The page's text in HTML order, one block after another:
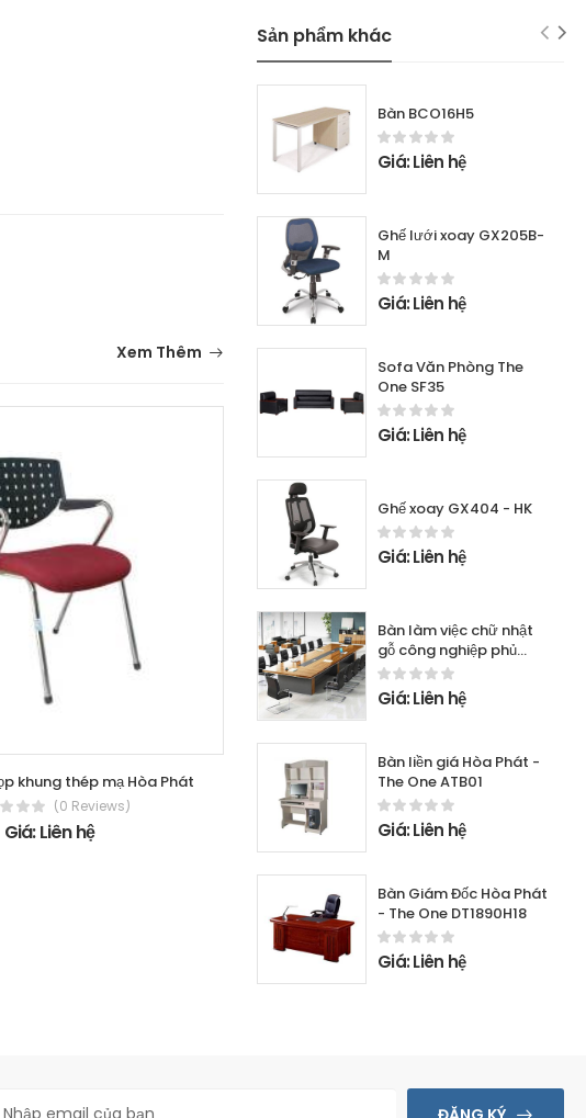
Xem Thêm
khung thép mạ Hòa Phát
(0 Reviews)
Giá: Liên hệ
Ghế phòng họp chân quỳ Hòa Phát - The
(0 Reviews)
Giá: Liên hệ
Sản phẩm khác
Bàn BCO16H5
Giá: Liên hệ
Ghế lưới xoay GX205B-
M
Giá: Liên hệ
Sofa Văn Phòng The
One SF35
Giá: Liên hệ
Ghế xoay GX404 - HK
Giá: Liên hệ
Bàn làm việc chữ nhật
gỗ công nghiệp phủ
melamine
Giá: Liên hệ
Bàn liền giá Hòa Phát -
The One ATB01
Giá: Liên hệ
Bàn Giám Đốc Hòa Phát
- The One DT1890H18
Giá: Liên hệ